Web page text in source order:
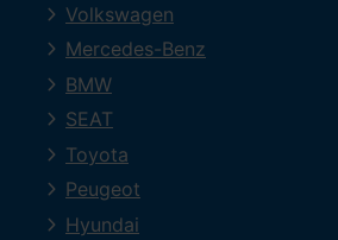
Volkswagen
Mercedes-Benz
BMW
SEAT
Toyota
Peugeot
Hyundai